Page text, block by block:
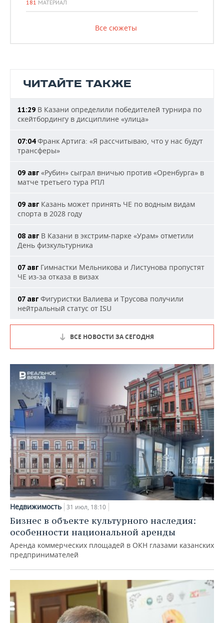
181 МАТЕРИАЛ
Все сюжеты
ЧИТАЙТЕ ТАКЖЕ
11:29 В Казани определили победителей турнира по
скейтбордингу в дисциплине «улица»
07:04Франк Артига: «Я рассчитываю, что у нас будут
трансферы»
09 авг «Рубин» сыграл вничью против «Оренбурга» в
матче третьего тура РПЛ
09 авг Казань может принять ЧЕ по водным видам
спорта в 2028 году
08 авг В Казани в экстрим-парке «Урам» отметили
День физкультурника
07 авг Гимнастки Мельникова и Листунова пропустят
ЧЕ из-за отказа в визах
07 авг Фигуристки Валиева и Трусова получили
нейтральный статус от ISU
ВСЕ НОВОСТИ ЗА СЕГОДНЯ
Недвижимость 31 июл, 18:10
Бизнес в объекте культурного наследия:
особенности национальной аренды
Аренда коммерческих площадей в ОКН глазами казанских
предпринимателей